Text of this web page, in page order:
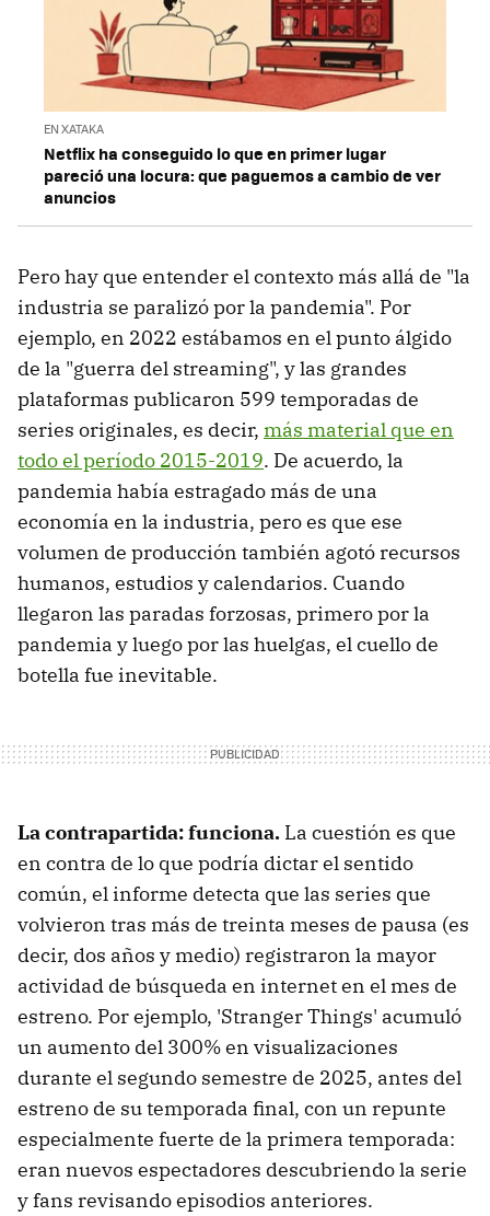
EN XATAKA
Netflix ha conseguido lo que en primer lugar
pareció una locura: que paguemos a cambio de ver
anuncios
Pero hay que entender el contexto más allá de "la
industria se paralizó por la pandemia". Por
ejemplo, en 2022 estábamos en el punto álgido
de la "guerra del streaming", y las grandes
plataformas publicaron 599 temporadas de
series originales, es decir, más material que en
todo el período 2015-2019. De acuerdo, la
pandemia había estragado más de una
economía en la industria, pero es que ese
volumen de producción también agotó recursos
humanos, estudios y calendarios. Cuando
llegaron las paradas forzosas, primero por la
pandemia y luego por las huelgas, el cuello de
botella fue inevitable.
La contrapartida: funciona. La cuestión es que
en contra de lo que podría dictar el sentido
común, el informe detecta que las series que
volvieron tras más de treinta meses de pausa (es
decir, dos años y medio) registraron la mayor
actividad de búsqueda en internet en el mes de
estreno. Por ejemplo, 'Stranger Things' acumuló
un aumento del 300% en visualizaciones
durante el segundo semestre de 2025, antes del
estreno de su temporada final, con un repunte
especialmente fuerte de la primera temporada:
eran nuevos espectadores descubriendo la serie
y fans revisando episodios anteriores.